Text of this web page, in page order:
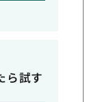
ら試す